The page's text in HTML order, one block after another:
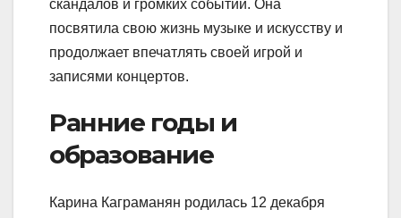
скандалов и громких событий. Она
посвятила свою жизнь музыке и искусству и
продолжает впечатлять своей игрой и
записями концертов.
Ранние годы и
образование
Карина Каграманян родилась 12 декабря